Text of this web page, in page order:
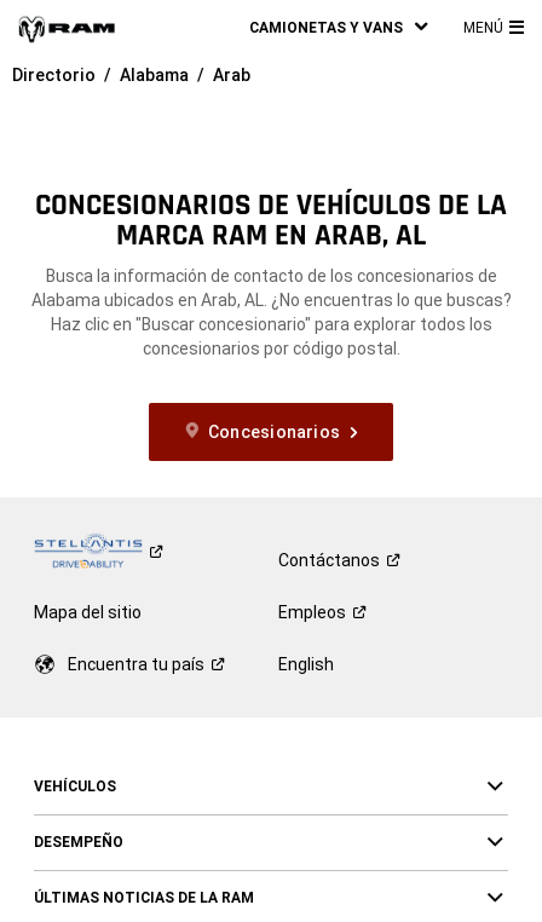
CAMIONETAS Y VANS MENÚ
Directorio Alabama Arab
CONCESIONARIOS DE VEHÍCULOS DE LA
MARCA RAM EN ARAB, AL
Busca la información de contacto de los concesionarios de
Alabama ubicados en Arab, AL. ¿No encuentras lo que buscas?
Haz clic en "Buscar concesionario" para explorar todos los
concesionarios por código postal.
Concesionarios
Contáctanos
Mapa del sitio Empleos
Encuentra tu país English
VEHÍCULOS
DESEMPEÑO
ÚLTIMAS NOTICIAS DE LA RAM